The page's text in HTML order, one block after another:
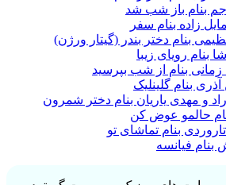
جم بنام باز شب شد
زاده بنام سفر
بنام دختر بندر (گیتار ورژن)
بنام رویای زیبا
بنام از شب بپرسید
بنام گلینلیک
راد و مهدی یاریان بنام دختر شمرون
حالمو عوض کن
بنام تماشای تو
بنام فیانسه